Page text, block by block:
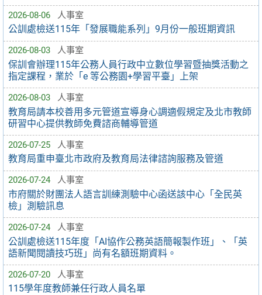
2026-08-06 人事室
公訓處檢送115年「發展職能系列」9月份一般班期資訊
2026-08-03 人事室
保訓會辦理115年公務人員行政中立數位學習暨抽獎活動之
指定課程，業於「e 等公務園+學習平臺」上架
2026-08-03 人事室
教育局請本校善用多元管道宣導身心調適假規定及北市教師
研習中心提供教師免費諮商輔導管道
2026-07-25 人事室
教育局重申臺北市政府及教育局法律諮詢服務及管道
2026-07-24 人事室
市府關於財團法人語言訓練測驗中心函送該中心「全民英
檢」測驗訊息
2026-07-24 人事室
公訓處檢送115年度「AI協作公務英語簡報製作班」、「英
語新聞閱讀技巧班」尚有名額班期資料。
2026-07-20 人事室
115學年度教師兼任行政人員名單